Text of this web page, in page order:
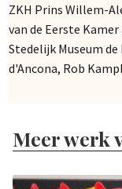
ZKH Prins Willem-
van de Eerste
Stedelijk Museum
d'Ancona, Rob
Meer werk